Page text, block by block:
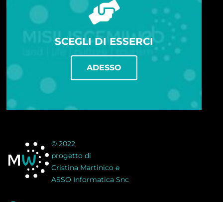
SCEGLI DI ESSERCI
ADESSO
© 2022
progetto di
Cristina Martinico e
ASSO Informatica Snc